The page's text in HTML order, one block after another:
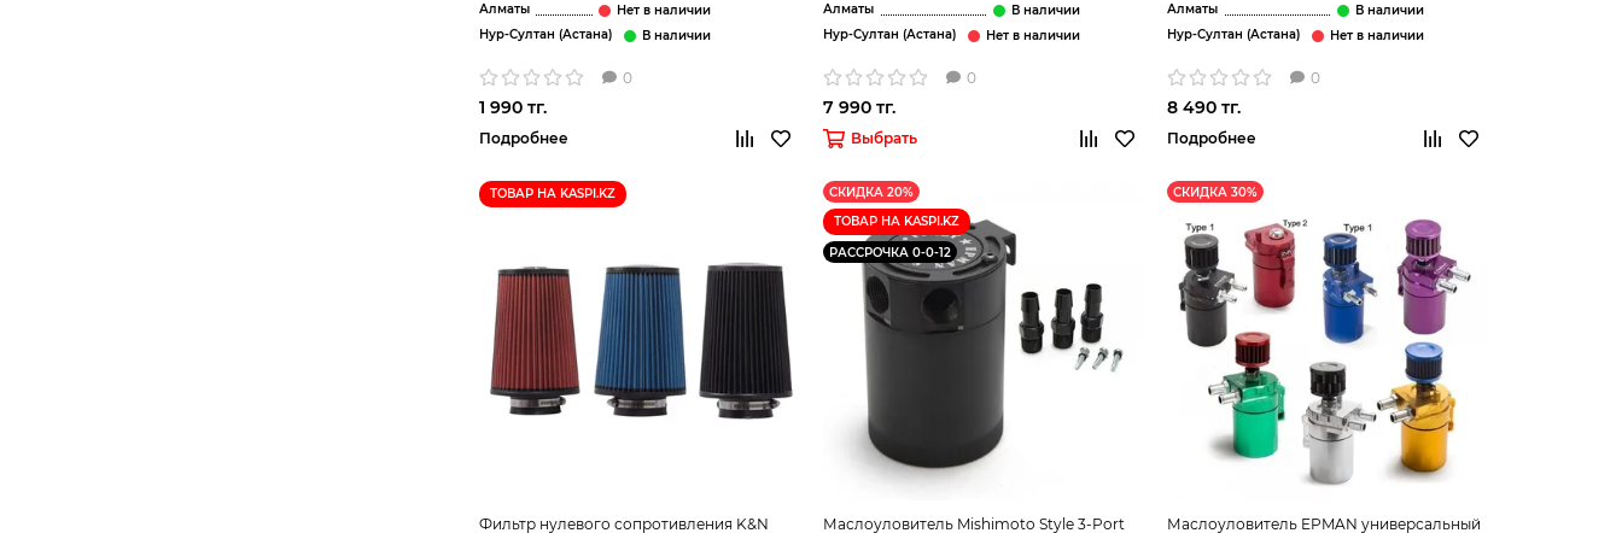
Алматы
Нур-Султан (Астана)
0
1 990 тг.
Подробнее
Алматы
Нур-Султан (Астана)
0
7 990 тг.
Выбрать
Алматы
Нур-Султан (Астана)
0
8 490 тг.
Подробнее
ТОВАР НА KASPI.KZ
Фильтр нулевого сопротивления K&N
СКИДКА 20%
ТОВАР НА KASPI.KZ
РАССРОЧКА 0-0-12
Маслоуловитель Mishimoto Style 3-Port
СКИДКА 30%
Маслоуловитель EPMAN универсальный